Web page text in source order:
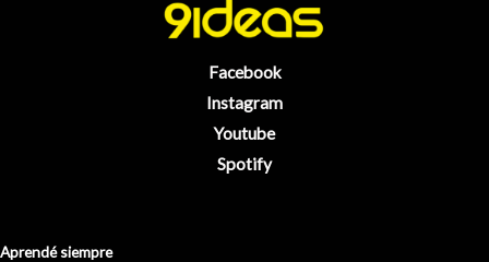
Facebook
Instagram
Youtube
Spotify
Aprendé siempre